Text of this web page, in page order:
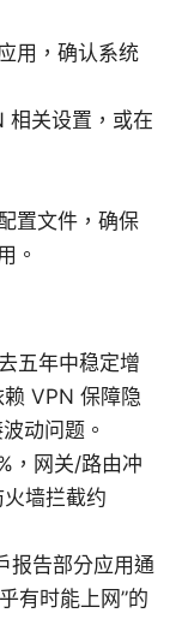
用，确认系统
相关设置，或在
置文件，确保
。
五年中稳定增
VPN 保障隐
动问题。
，网关/路由冲
墙拦截约
报告部分应用通
有时能上网”的